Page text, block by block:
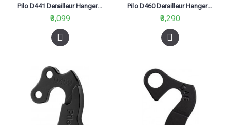
Pilo D441 Derailleur Hanger For Khs Aka #287,Mondraker
₹3,099
Pilo D460 Derailleur Hanger For Lapierre Xelius Black
₹3,290